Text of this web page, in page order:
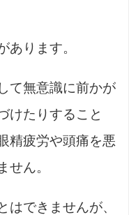
あります。
て無意識に前かが
けたりすること
精疲労や頭痛を悪
せん。
はできませんが、